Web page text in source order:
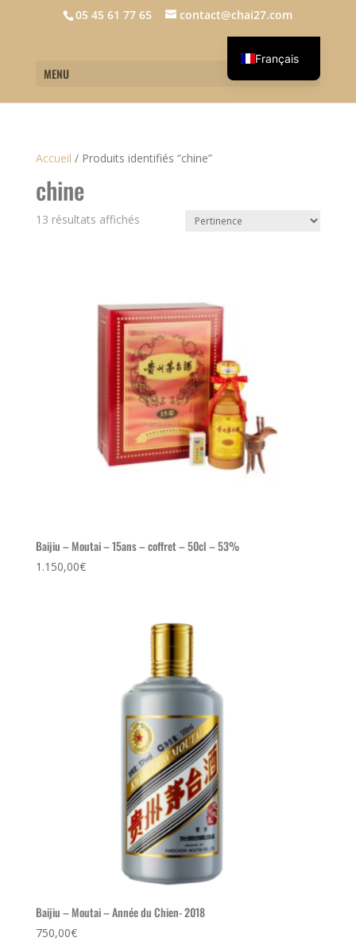
05 45 61 77 65 contact@chai27.com
MENU
Accueil / Produits identifiés “chine”
chine
13 résultats affichés
Baijiu – Moutai – 15ans – coffret – 50cl – 53%
1.150,00€
Baijiu – Moutai – Année du Chien- 2018
750,00€
Français
English